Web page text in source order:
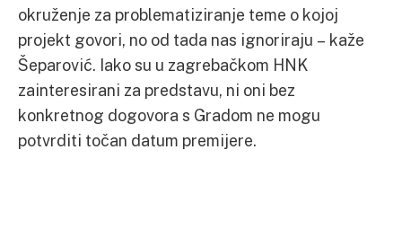
okruženje za problematiziranje teme o kojoj
projekt govori, no od tada nas ignoriraju – kaže
Šeparović. Iako su u zagrebačkom HNK
zainteresirani za predstavu, ni oni bez
konkretnog dogovora s Gradom ne mogu
potvrditi točan datum premijere.